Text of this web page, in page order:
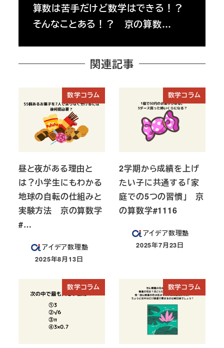
算数は苦手だけど数学はできる！？
そんなことある！？ 京の算数…
関連記事
数学コラム
昼と夜がある理由と
は？小学生にもわかる
地球の自転の仕組みと
実験方法 京の算数学
#…
アイデア数理塾
投稿日
2025年8月13日
数学コラム
2学期から成績を上げ
たい子に共通する「家
庭での5つの習慣」 京
の算数学#1116
アイデア数理塾
投稿日
2025年7月23日
数学コラム 数学コラム